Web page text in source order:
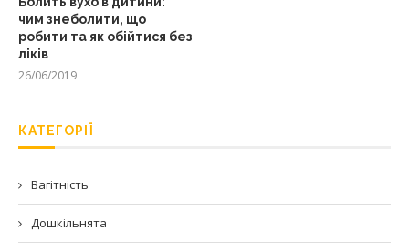
чим знеболити, що
робити та як обійтися без
ліків
26/06/2019
КАТЕГОРІЇ
Вагітність
Дошкільнята